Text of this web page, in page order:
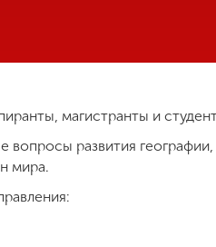
магистранты и
развития
мира.